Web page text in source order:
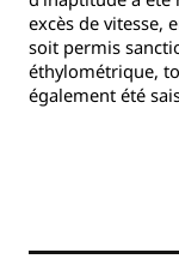
excès de vitesse,
soit permis
éthylométrique,
également été